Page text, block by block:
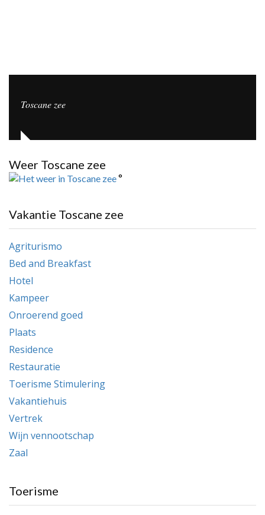
Toscane zee
Weer Toscane zee
°
Vakantie Toscane zee
Agriturismo
Bed and Breakfast
Hotel
Kampeer
Onroerend goed
Plaats
Residence
Restauratie
Toerisme Stimulering
Vakantiehuis
Vertrek
Wijn vennootschap
Zaal
Toerisme